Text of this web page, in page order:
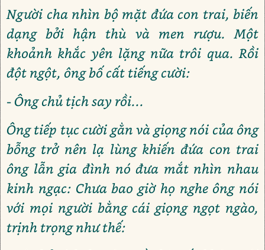
Người cha nhìn bộ mặt đứa con trai, biến
dạng bởi hận thù và men rượu. Một
khoảnh khắc yên lặng nữa trôi qua. Rồi
đột ngột, ông bố cất tiếng cười:
- Ông chủ tịch say rồi...
Ông tiếp tục cười gằn và giọng nói của ông
bỗng trở nên lạ lùng khiến đứa con trai
ông lẫn gia đình nó đưa mắt nhìn nhau
kinh ngạc: Chưa bao giờ họ nghe ông nói
với mọi người bằng cái giọng ngọt ngào,
trịnh trọng như thế: